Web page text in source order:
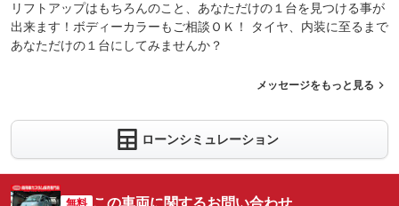
リフトアップはもちろんのこと、あなただけの１台を見つける事が
出来ます！ボディーカラーもご相談ＯＫ！ タイヤ、内装に至るまで
あなただけの１台にしてみませんか？
メッセージをもっと見る
ローンシミュレーション
無料 この車両に関するお問い合わせ